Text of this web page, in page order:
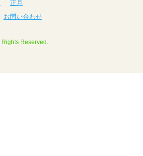
正月
お問い合わせ
Reserved.